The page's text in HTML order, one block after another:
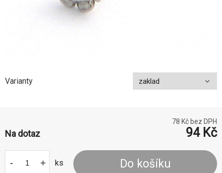
Varianty
78 Kč bez DPH
Na dotaz 94Kč
- + ks Do košíku